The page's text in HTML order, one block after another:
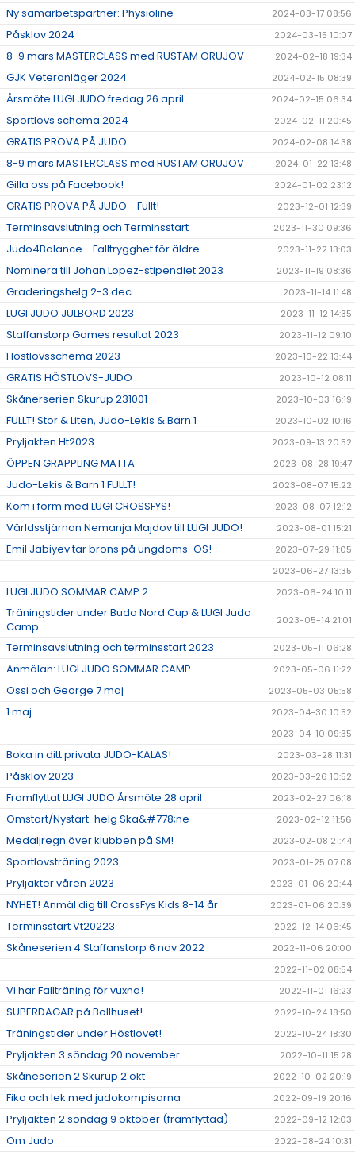
Ny samarbetspartner: Physioline 2024-03-17 08:56
Påsklov 2024 2024-03-15 10:07
8-9 mars MASTERCLASS med RUSTAM ORUJOV 2024-02-18 19:34
GJK Veteranläger 2024 2024-02-15 08:39
Årsmöte LUGI JUDO fredag 26 april 2024-02-15 06:34
Sportlovs schema 2024 2024-02-11 20:45
GRATIS PROVA PÅ JUDO 2024-02-08 14:38
8-9 mars MASTERCLASS med RUSTAM ORUJOV 2024-01-22 13:48
Gilla oss på Facebook! 2024-01-02 23:12
GRATIS PROVA PÅ JUDO - Fullt! 2023-12-01 12:39
Terminsavslutning och Terminsstart 2023-11-30 09:36
Judo4Balance - Falltrygghet för äldre 2023-11-22 13:03
Nominera till Johan Lopez-stipendiet 2023 2023-11-19 08:36
Graderingshelg 2-3 dec 2023-11-14 11:48
LUGI JUDO JULBORD 2023 2023-11-12 14:35
Staffanstorp Games resultat 2023 2023-11-12 09:10
Höstlovsschema 2023 2023-10-22 13:44
GRATIS HÖSTLOVS-JUDO 2023-10-12 08:11
Skånerserien Skurup 231001 2023-10-03 16:19
FULLT! Stor & Liten, Judo-Lekis & Barn 1 2023-10-02 10:16
Pryljakten Ht2023 2023-09-13 20:52
ÖPPEN GRAPPLING MATTA 2023-08-28 19:47
Judo-Lekis & Barn 1 FULLT! 2023-08-07 15:22
Kom i form med LUGI CROSSFYS! 2023-08-07 12:12
Världsstjärnan Nemanja Majdov till LUGI JUDO! 2023-08-01 15:21
Emil Jabiyev tar brons på ungdoms-OS!
2023-07-29 11:05
2023-06-27 13:35
LUGI JUDO SOMMAR CAMP 2 2023-06-24 10:11
Träningstider under Budo Nord Cup & LUGI Judo
Camp
2023-05-14 21:01
Terminsavslutning och terminsstart 2023 2023-05-11 06:28
Anmälan: LUGI JUDO SOMMAR CAMP 2023-05-06 11:22
Ossi och George 7 maj 2023-05-03 05:58
1 maj
2023-04-30 10:52
2023-04-10 09:35
Boka in ditt privata JUDO-KALAS! 2023-03-28 11:31
Påsklov 2023 2023-03-26 10:52
Framflyttat LUGI JUDO Årsmöte 28 april 2023-02-27 06:18
Omstart/Nystart-helg Ska&#778;ne 2023-02-12 11:56
Medaljregn över klubben på SM! 2023-02-08 21:44
Sportlovsträning 2023 2023-01-25 07:08
Pryljakter våren 2023 2023-01-06 20:44
NYHET! Anmäl dig till CrossFys Kids 8-14 år 2023-01-06 20:39
Terminsstart Vt20223 2022-12-14 06:45
Skåneserien 4 Staffanstorp 6 nov 2022
2022-11-06 20:00
2022-11-02 08:54
Vi har Fallträning för vuxna! 2022-11-01 16:23
SUPERDAGAR på Bollhuset! 2022-10-24 18:50
Träningstider under Höstlovet! 2022-10-24 18:30
Pryljakten 3 söndag 20 november 2022-10-11 15:28
Skåneserien 2 Skurup 2 okt 2022-10-02 20:19
Fika och lek med judokompisarna 2022-09-19 20:16
Pryljakten 2 söndag 9 oktober (framflyttad) 2022-09-12 12:03
Om Judo 2022-08-24 10:31